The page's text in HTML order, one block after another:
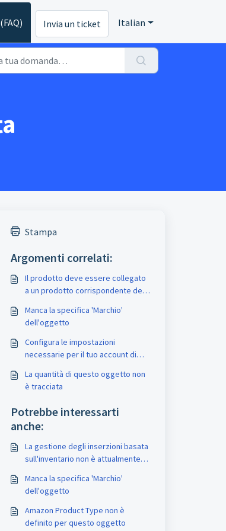
Invia un ticket Italian
Stampa
Argomenti correlati:
Il prodotto deve essere collegato
a un prodotto corrispondente del
Manca la specifica 'Marchio'
dell'oggetto
Configura le impostazioni
necessarie per il tuo account di
vendita questo oggetto
La quantità di questo oggetto non
è tracciata
Potrebbe interessarti
anche:
La gestione degli inserzioni basata
sull'inventario non è attualmente
Manca la specifica 'Marchio'
dell'oggetto
Amazon Product Type non è
definito per questo oggetto